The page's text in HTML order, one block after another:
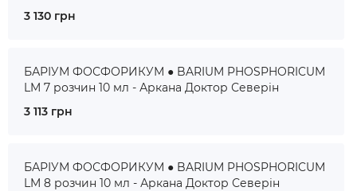
3 130 грн
БАРІУМ ФОСФОРИКУМ ● BARIUM PHOSPHORICUM
LM 7 розчин 10 мл - Аркана Доктор Северін
3 113 грн
БАРІУМ ФОСФОРИКУМ ● BARIUM PHOSPHORICUM
LM 8 розчин 10 мл - Аркана Доктор Северін